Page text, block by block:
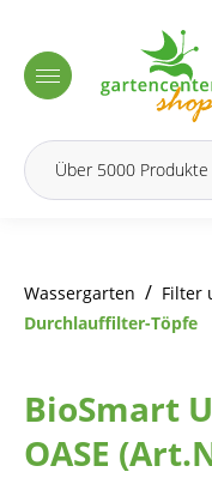
Wassergarten / Filter
Durchlauffilter-Töpfe
BioSmart
OASE